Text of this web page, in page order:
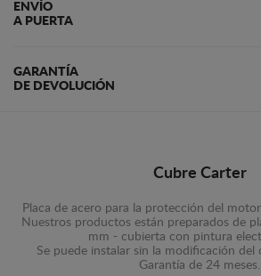
ENVÍO
A PUERTA
GARANTÍA
DE DEVOLUCIÓN
Cubre Carter
Placa de acero para la protección del
Nuestros productos están preparados de
mm - cubierta con pintura
Se puede instalar sin la modificación del
Garantía de 24 meses.